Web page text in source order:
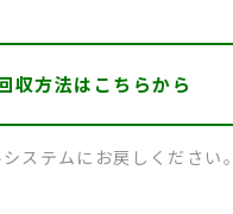
収方法はこちらから
ステムにお戻しください